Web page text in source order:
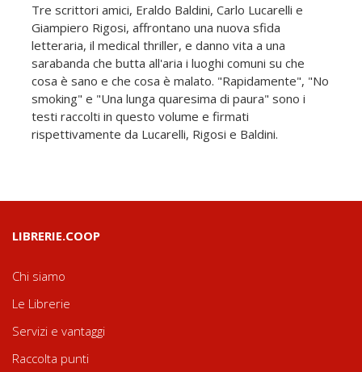
Tre scrittori amici, Eraldo Baldini, Carlo Lucarelli e
Giampiero Rigosi, affrontano una nuova sfida
letteraria, il medical thriller, e danno vita a una
sarabanda che butta all'aria i luoghi comuni su che
cosa è sano e che cosa è malato. "Rapidamente", "No
smoking" e "Una lunga quaresima di paura" sono i
testi raccolti in questo volume e firmati
rispettivamente da Lucarelli, Rigosi e Baldini.
LIBRERIE.COOP
Chi siamo
Le Librerie
Servizi e vantaggi
Raccolta punti